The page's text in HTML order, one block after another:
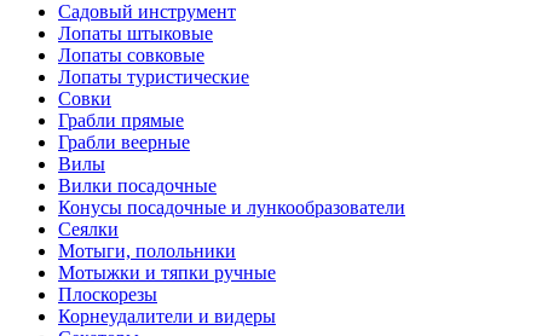
Садовый инструмент
Лопаты штыковые
Лопаты совковые
Лопаты туристические
Совки
Грабли прямые
Грабли веерные
Вилы
Вилки посадочные
Конусы посадочные и лункообразователи
Сеялки
Мотыги, полольники
Мотыжки и тяпки ручные
Плоскорезы
Корнеудалители и видеры